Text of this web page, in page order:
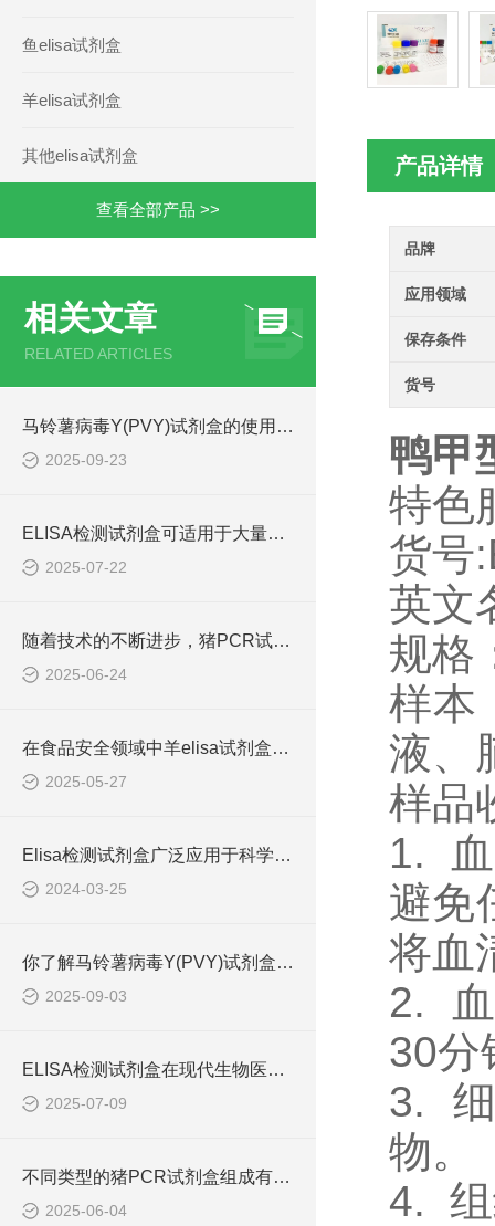
鱼elisa试剂盒
羊elisa试剂盒
其他elisa试剂盒
查看全部产品 >>
相关文章
RELATED ARTICLES
马铃薯病毒Y(PVY)试剂盒的使用方法非常简单，一看就会
2025-09-23
ELISA检测试剂盒可适用于大量样本的同时检测
2025-07-22
随着技术的不断进步，猪PCR试剂盒在不断的发展和*
2025-06-24
在食品安全领域中羊elisa试剂盒也有着一定的应用
2025-05-27
Elisa检测试剂盒广泛应用于科学研究和临床诊断中
2024-03-25
你了解马铃薯病毒Y(PVY)试剂盒吗？
2025-09-03
ELISA检测试剂盒在现代生物医学研究中的作用
2025-07-09
不同类型的猪PCR试剂盒组成有所差异
2025-06-04
产品详情
品牌
应用领域
保存条件
货号
鸭甲
特色
货号
英文
规格
样本
液、
样品
1.
避免
将血
2.
30分
3.
物。
4. 组